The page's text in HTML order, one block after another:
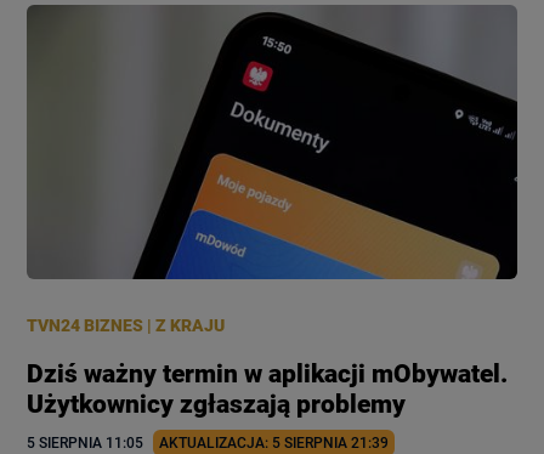
TVN24 BIZNES |Z KRAJU
Dziś ważny termin w aplikacji mObywatel.
Użytkownicy zgłaszają problemy
5 SIERPNIA 11:05 AKTUALIZACJA: 5 SIERPNIA 21:39